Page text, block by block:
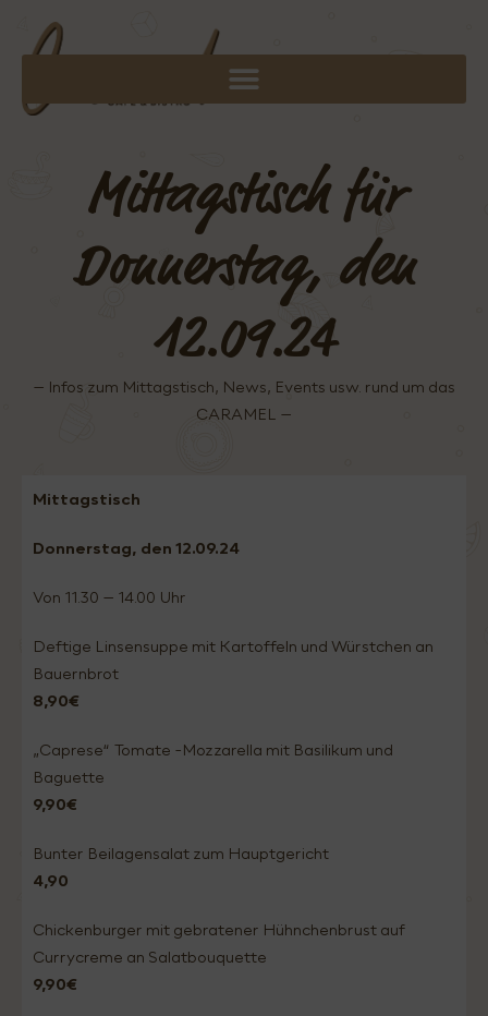
Mittagstisch für
Donnerstag, den
12.09.24
– Infos zum Mittagstisch, News, Events usw. rund um das
CARAMEL –
Mittagstisch
Donnerstag, den 12.09.24
Von 11.30 – 14.00 Uhr
Deftige Linsensuppe mit Kartoffeln und Würstchen an
Bauernbrot
8,90€
„Caprese“ Tomate -Mozzarella mit Basilikum und
Baguette
9,90€
Bunter Beilagensalat zum Hauptgericht
4,90
Chickenburger mit gebratener Hühnchenbrust auf
Currycreme an Salatbouquette
9,90€